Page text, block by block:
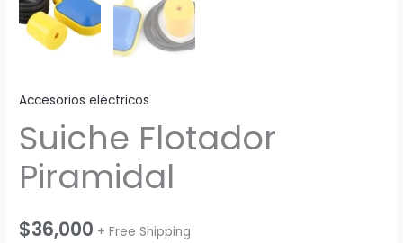
Accesorios eléctricos
Suiche Flotador
Piramidal
$36,000 + Free Shipping